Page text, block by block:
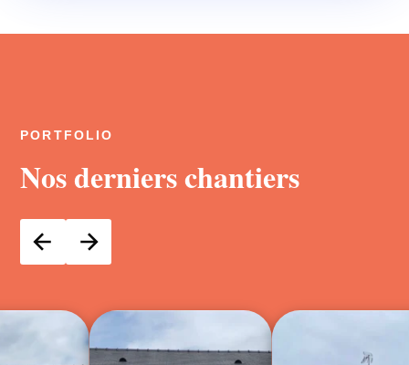
PORTFOLIO
Nos derniers chantiers